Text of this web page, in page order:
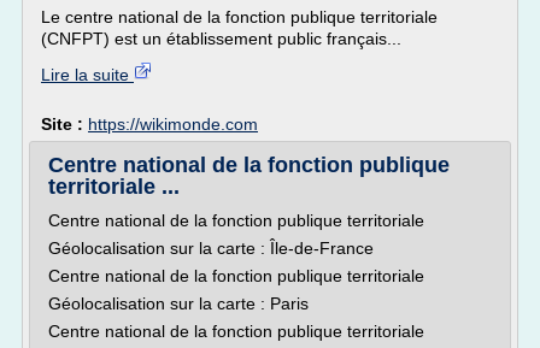
Le centre national de la fonction publique territoriale
(CNFPT) est un établissement public français...
Lire la suite
Site : https://wikimonde.com
Centre national de la fonction publique
territoriale ...
Centre national de la fonction publique territoriale
Géolocalisation sur la carte : Île-de-France
Centre national de la fonction publique territoriale
Géolocalisation sur la carte : Paris
Centre national de la fonction publique territoriale